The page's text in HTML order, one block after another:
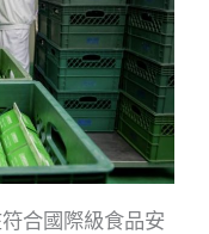
合國際級食品安